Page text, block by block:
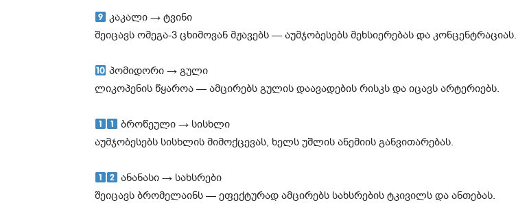
კაკალი → ტვინი
შეიცავს ომეგა-3 ცხიმოვან მჟავებს — აუმჯობესებს მეხსიერებას და კონცენტრაციას.
პომიდორი → გული
ლიკოპენის წყაროა — ამცირებს გულის დაავადების რისკს და იცავს არტერიებს.
ბროწეული → სისხლი
აუმჯობესებს სისხლის მიმოქცევას, ხელს უშლის ანემიის განვითარებას.
ანანასი → სახსრები
შეიცავს ბრომელაინს — ეფექტურად ამცირებს სახსრების ტკივილს და ანთებას.